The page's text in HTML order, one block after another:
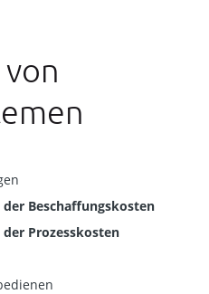
der Beschaffungskosten
der Prozesskosten